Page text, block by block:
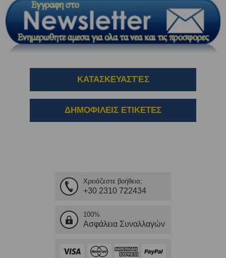
ΚΑΤΑΣΚΕΥΑΣΤΈΣ
ΔΗΜΟΦΙΛΕΙΣ ΕΤΙΚΕΤΕΣ
Χρειάζεστε βοήθεια;
+30 2310 722434
100%
Ασφάλεια Συναλλαγών